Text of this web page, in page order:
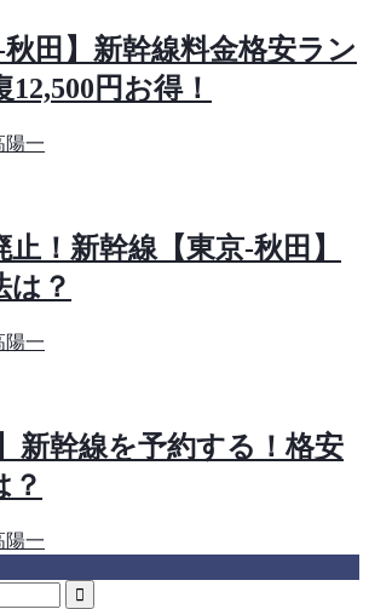
秋田】新幹線料金格安ラン
円お得！
陽一
！新幹線【東京-秋田】
は？
陽一
新幹線を予約する！格安
？
陽一